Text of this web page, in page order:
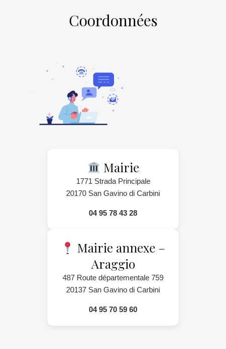
Coordonnées
Mairie
1771 Strada Principale
20170 San Gavino di Carbini
04 95 78 43 28
Mairie annexe –
Araggio
487 Route départementale 759
20137 San Gavino di Carbini
04 95 70 59 60